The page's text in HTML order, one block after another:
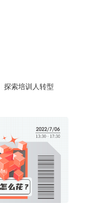
探索培训人转型